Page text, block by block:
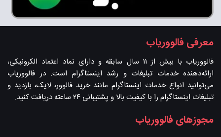
معرفی فالووریاب
فالووریاب با بیش از ۱۱ سال سابقه و دارای نماد اعتماد الکرونیکی،
ارائه‌دهنده خدمات تبلیغات و رشد اینستاگرام است. در فالووریاب
می‌توانید انواع خدمات اینستاگرام مانند خرید فالوور، لایک، بازدید و
تبلیغات اینستاگرام را با کیفیت بالا و پشتیبانی ۲۴ ساعته دریافت کنید.
مجوزهای فالووریاب